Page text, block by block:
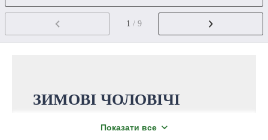
1 / 9
ЗИМОВІ ЧОЛОВІЧІ
ШКАРПЕТКИПоказати все